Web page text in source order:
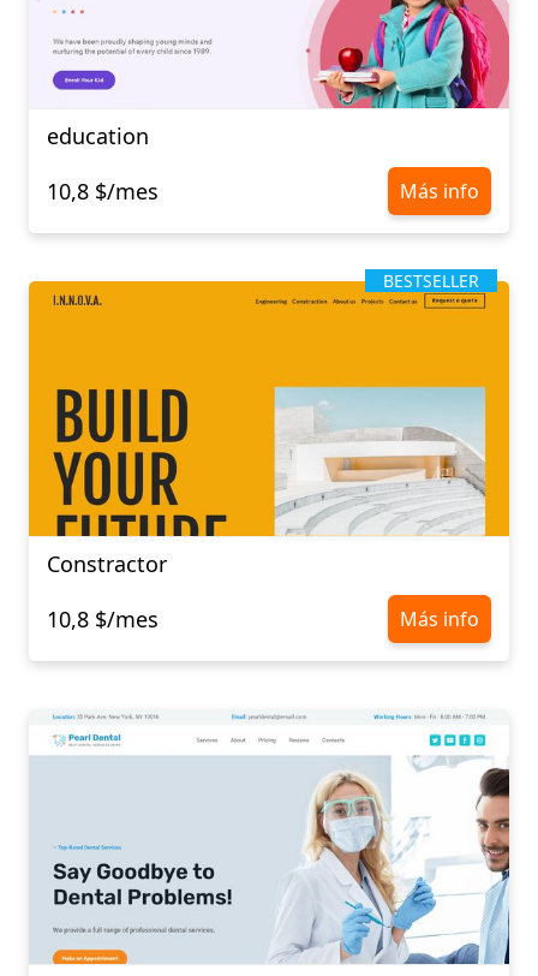
education
10,8 $/mes
Más info
BESTSELLER
Constractor
10,8 $/mes
Más info